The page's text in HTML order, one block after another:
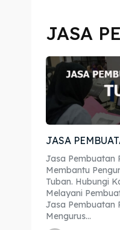
JASA
JASA
Jasa Pembuatan
Membantu
Tuban. Hubungi
Melayani
Jasa Pembuatan
Mengurus...